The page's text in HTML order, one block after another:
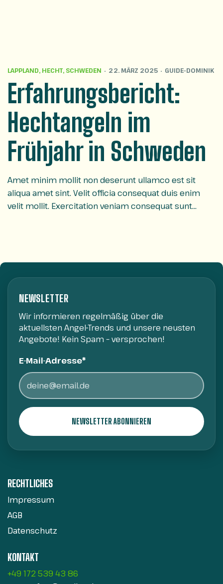
LAPPLAND, HECHT, SCHWEDEN 22. MÄRZ 2025 GUIDE-DOMINIK
Erfahrungsbericht:
Hechtangeln im
Frühjahr in Schweden
Amet minim mollit non deserunt ullamco est sit
aliqua amet sint. Velit officia consequat duis enim
velit mollit. Exercitation veniam consequat sunt
NEWSLETTER
Wir informieren regelmäßig über die
aktuellsten Angel-Trends und unsere neusten
Angebote! Kein Spam – versprochen!
E-Mail-Adresse*
RECHTLICHES
Impressum
AGB
Datenschutz
KONTAKT
+49 172 539 43 86